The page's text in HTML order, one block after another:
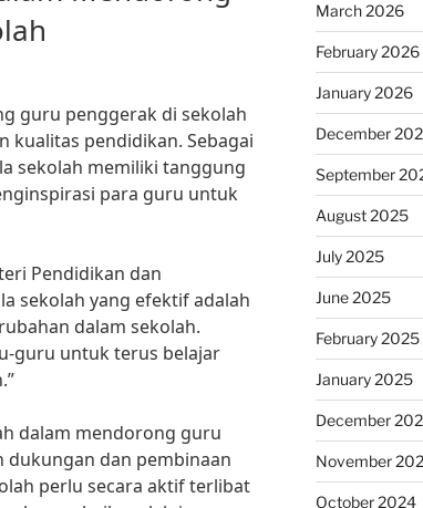
guru penggerak di sekolah
kualitas pendidikan. Sebagai
sekolah memiliki tanggung
para guru untuk
Pendidikan dan
sekolah yang efektif adalah
dalam sekolah.
guru untuk terus belajar
dalam mendorong guru
dukungan dan pembinaan
perlu secara aktif terlibat
March 2026
February 2026
January 2026
December
September
August 2025
July 2025
June 2025
February 2025
January 2025
December
November
October 2024